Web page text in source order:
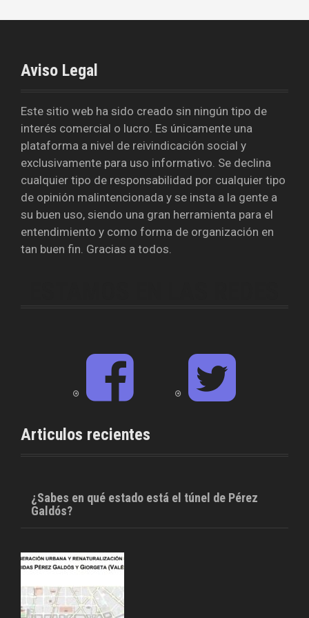
Aviso Legal
Este sitio web ha sido creado sin ningún tipo de
interés comercial o lucro. Es únicamente una
plataforma a nivel de reivindicación social y
exclusivamente para uso informativo. Se declina
cualquier tipo de responsabilidad por cualquier tipo
de opinión malintencionada y se insta a la gente a
su buen uso, siendo una gran herramienta para el
entendimiento y como forma de organización en
tan buen fin. Gracias a todos.
a
e
k
w
t
Articulos recientes
¿Sabes en qué estado está el túnel de Pérez
Galdós?